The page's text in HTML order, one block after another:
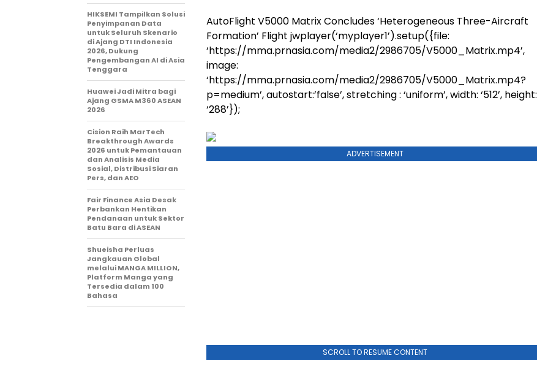
AutoFlight V5000 Matrix Concludes ‘Heterogeneous Three-Aircraft
Formation’ Flight jwplayer(‘myplayer1’).setup({file:
‘https://mma.prnasia.com/media2/2986705/V5000_Matrix.mp4’,
image:
‘https://mma.prnasia.com/media2/2986705/V5000_Matrix.mp4?
p=medium’, autostart:’false’, stretching : ‘uniform’, width: ‘512’, height:
‘288’});
ADVERTISEMENT
SCROLL TO RESUME CONTENT
HIKSEMI Tampilkan Solusi
Penyimpanan Data
untuk Seluruh Skenario
di Ajang DTI Indonesia
2026, Dukung
Pengembangan AI di Asia
Tenggara
Huawei Jadi Mitra bagi
Ajang GSMA M360 ASEAN
2026
Cision Raih MarTech
Breakthrough Awards
2026 untuk Pemantauan
dan Analisis Media
Sosial, Distribusi Siaran
Pers, dan AEO
Fair Finance Asia Desak
Perbankan Hentikan
Pendanaan untuk Sektor
Batu Bara di ASEAN
Shueisha Perluas
Jangkauan Global
melalui MANGA MILLION,
Platform Manga yang
Tersedia dalam 100
Bahasa